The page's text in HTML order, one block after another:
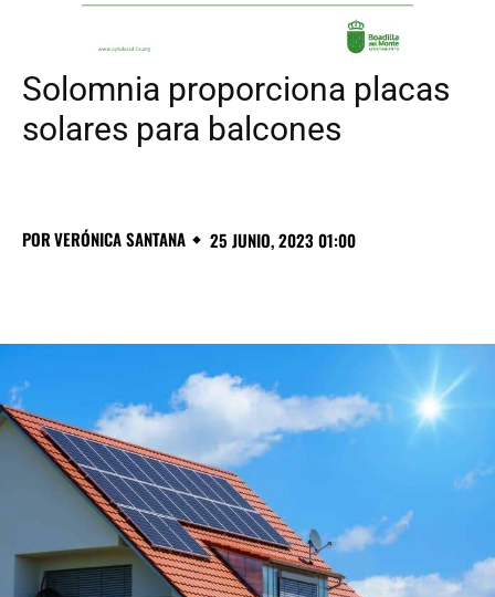
Solomnia proporciona placas
solares para balcones
PORVERÓNICA SANTANA 25 JUNIO, 2023 01:00